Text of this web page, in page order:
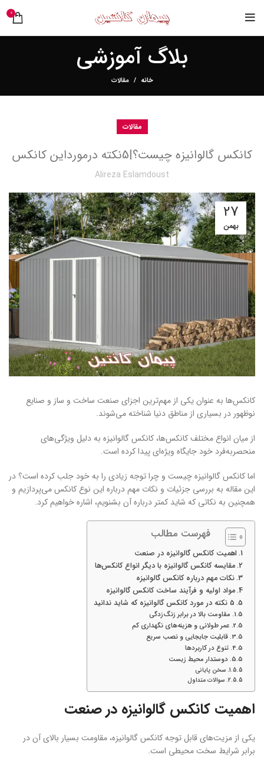
0
بلاگ آموزشی
خانه مقالات
مقالات
کانکس گالوانیزه چیست؟|5نکته درمورداین کانکس
Alireza Eslamdoust
27
بهمن
کانکس‌ها به عنوان یکی از مهم‌ترین اجزای صنعت ساخت و ساز و صنایع
نوظهور در بسیاری از مناطق دنیا شناخته می‌شوند.
از میان انواع مختلف کانکس‌ها، کانکس گالوانیزه به دلیل ویژگی‌های
منحصربه‌فرد خود جایگاه ویژه‌ای پیدا کرده است.
اما کانکس گالوانیزه چیست و چرا توجه زیادی را به خود جلب کرده است؟ در
این مقاله به بررسی جزئیات و نکات مهم درباره این نوع کانکس می‌پردازیم و
همچنین به نکاتی که شاید کمتر درباره آن بشنویم، اشاره خواهیم کرد.
فهرست مطالب
اهمیت کانکس گالوانیزه در صنعت
مقایسه کانکس گالوانیزه با دیگر انواع کانکس‌ها
نکات مهم درباره کانکس گالوانیزه
مواد اولیه و فرآیند ساخت کانکس گالوانیزه
5 نکته در مورد کانکس گالوانیزه که شاید ندانید
مقاومت بالا در برابر زنگ‌زدگی
عمر طولانی و هزینه‌های نگهداری کم
قابلیت جابجایی و نصب سریع
تنوع در کاربردها
دوستدار محیط زیست
سخن پایانی
سوالات متداول
اهمیت کانکس گالوانیزه در صنعت
یکی از مزیت‌های قابل توجه کانکس گالوانیزه، مقاومت بسیار بالای آن در
برابر شرایط سخت محیطی است.